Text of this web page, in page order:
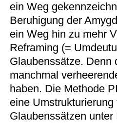
ein Weg
Beruhigung der
ein Weg hin zu mehr
Reframing (=
Glaubenssätze. Denn
manchmal
haben. Die Methode
eine Umstrukturierung
Glaubenssätzen